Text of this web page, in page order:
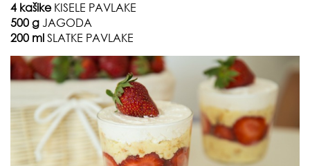
4 kašikeKISELE PAVLAKE
500 g JAGODA
200 ml SLATKE PAVLAKE